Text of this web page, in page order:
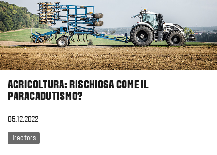
AGRICOLTURA: RISCHIOSA COME IL
PARACADUTISMO?
05.12.2022
Tractors